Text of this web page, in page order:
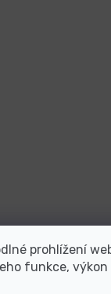
prohlížení
funkce, výkon